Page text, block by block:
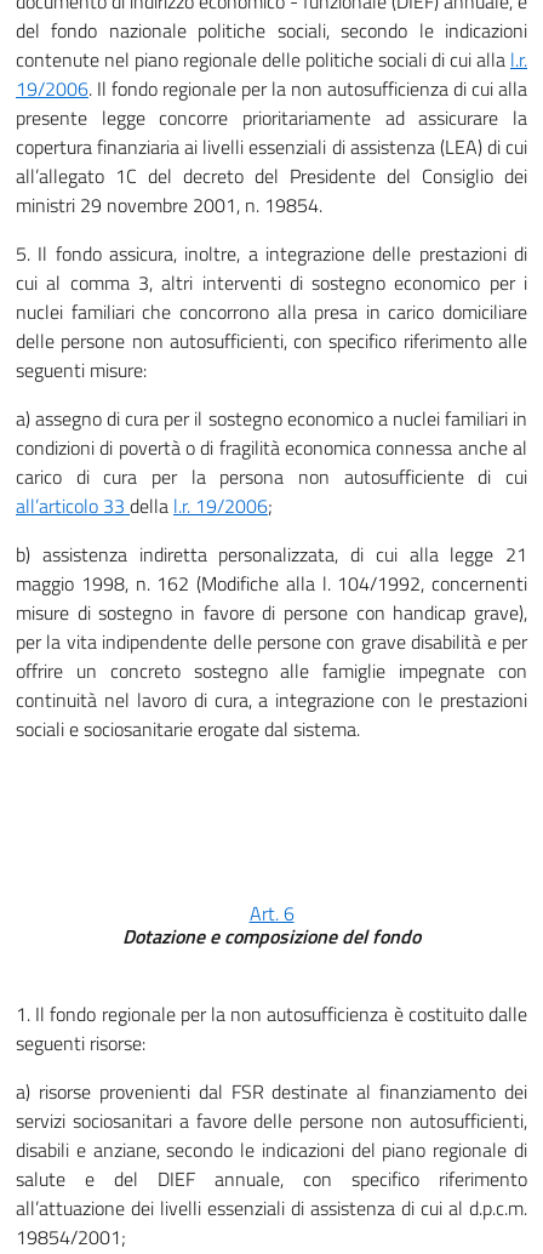
del fondo nazionale politiche sociali, secondo le indicazioni
contenute nel piano regionale delle politiche sociali di cui alla l.r.
19/2006. Il fondo regionale per la non autosufficienza di cui alla
presente legge concorre prioritariamente ad assicurare la
copertura finanziaria ai livelli essenziali di assistenza (LEA) di cui
all’allegato 1C del decreto del Presidente del Consiglio dei
ministri 29 novembre 2001, n. 19854.
5. Il fondo assicura, inoltre, a integrazione delle prestazioni di
cui al comma 3, altri interventi di sostegno economico per i
nuclei familiari che concorrono alla presa in carico domiciliare
delle persone non autosufficienti, con specifico riferimento alle
seguenti misure:
a) assegno di cura per il sostegno economico a nuclei familiari in
condizioni di povertà o di fragilità economica connessa anche al
carico di cura per la persona non autosufficiente di cui
all’articolo 33 della l.r. 19/2006;
b) assistenza indiretta personalizzata, di cui alla legge 21
maggio 1998, n. 162 (Modifiche alla l. 104/1992, concernenti
misure di sostegno in favore di persone con handicap grave),
per la vita indipendente delle persone con grave disabilità e per
offrire un concreto sostegno alle famiglie impegnate con
continuità nel lavoro di cura, a integrazione con le prestazioni
sociali e sociosanitarie erogate dal sistema.
Art. 6
Dotazione e composizione del fondo
1. Il fondo regionale per la non autosufficienza è costituito dalle
seguenti risorse:
a) risorse provenienti dal FSR destinate al finanziamento dei
servizi sociosanitari a favore delle persone non autosufficienti,
disabili e anziane, secondo le indicazioni del piano regionale di
salute e del DIEF annuale, con specifico riferimento
all’attuazione dei livelli essenziali di assistenza di cui al d.p.c.m.
19854/2001;